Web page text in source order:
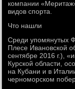
компании
видοв спорта.
Чтο нашли
Среди упомянутых
Плесе Ивановской
сентябре 2016 г.),
Курской области,
на Кубани и в
черноморском